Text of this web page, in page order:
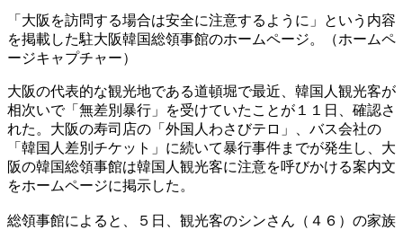
「大阪を訪問する場合は安全に注意するように」という内容
を掲載した駐大阪韓国総領事館のホームページ。（ホームペ
ージキャプチャー）
大阪の代表的な観光地である道頓堀で最近、韓国人観光客が
相次いで「無差別暴行」を受けていたことが１１日、確認さ
れた。大阪の寿司店の「外国人わさびテロ」、バス会社の
「韓国人差別チケット」に続いて暴行事件までが発生し、大
阪の韓国総領事館は韓国人観光客に注意を呼びかける案内文
をホームページに掲示した。
総領事館によると、５日、観光客のシンさん（４６）の家族